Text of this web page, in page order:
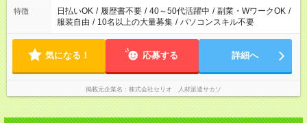
特徴 日払いOK / 履歴書不要 / 40～50代活躍中 / 副業・WワークOK /
服装自由 / 10名以上の大量募集 / パソコンスキル不要
気になる！ 応募する 詳細へ
掲載元企業名 株式会社セリオ 人材派遣サカソ